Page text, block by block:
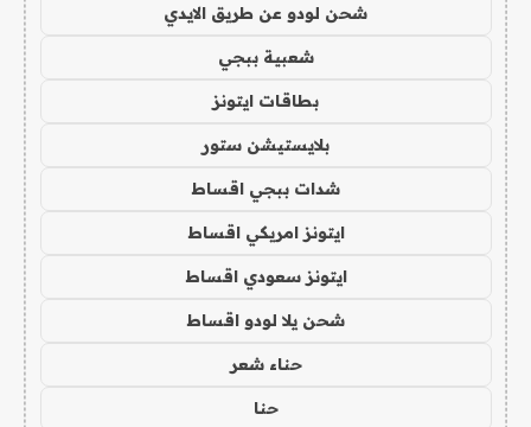
شحن لودو عن طريق الايدي
شعبية ببجي
بطاقات ايتونز
بلايستيشن ستور
شدات ببجي اقساط
ايتونز امريكي اقساط
ايتونز سعودي اقساط
شحن يلا لودو اقساط
حناء شعر
حنا